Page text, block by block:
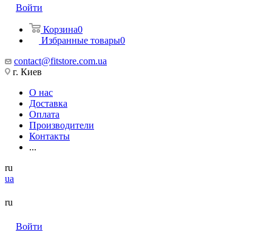
Войти
Корзина0
Избранные товары0
contact@fitstore.com.ua
г. Киев
О нас
Доставка
Оплата
Производители
Контакты
...
ru
ua
ru
Войти